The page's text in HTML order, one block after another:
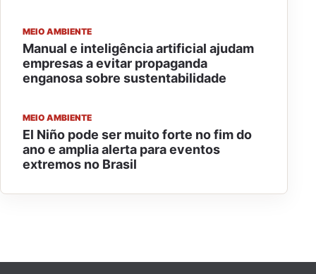
MEIO AMBIENTE
Manual e inteligência artificial ajudam
empresas a evitar propaganda
enganosa sobre sustentabilidade
MEIO AMBIENTE
El Niño pode ser muito forte no fim do
ano e amplia alerta para eventos
extremos no Brasil